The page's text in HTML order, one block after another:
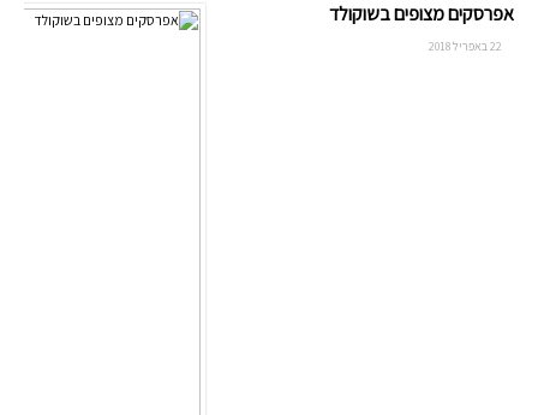
אפרסקים מצופים בשוקולד
22 באפריל 2018